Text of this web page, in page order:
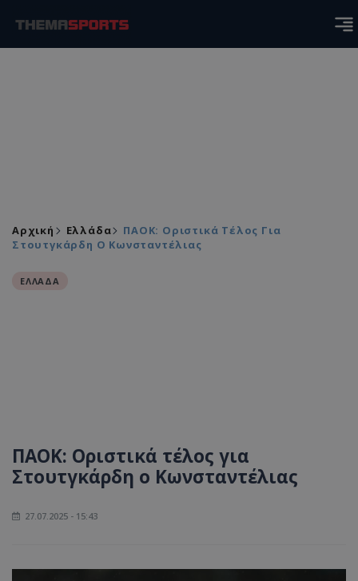
Αρχική Ελλάδα
ΠΑΟΚ: Οριστικά Τέλος Για
Στουτγκάρδη Ο Κωνσταντέλιας
ΕΛΛΑΔΑ
ΠΑΟΚ: Οριστικά τέλος για
Στουτγκάρδη ο Κωνσταντέλιας
27.07.2025 - 15:43